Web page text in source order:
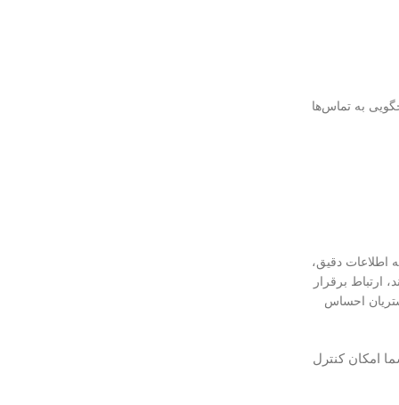
به تماس‌ها
اطلاعات دقیق،
ارتباط برقرار
احساس
امکان کنترل